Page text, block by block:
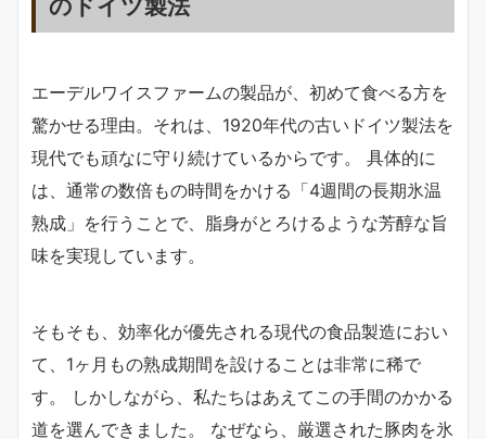
のドイツ製法
エーデルワイスファームの製品が、初めて食べる方を
驚かせる理由。それは、1920年代の古いドイツ製法を
現代でも頑なに守り続けているからです。 具体的に
は、通常の数倍もの時間をかける「4週間の長期氷温
熟成」を行うことで、脂身がとろけるような芳醇な旨
味を実現しています。
そもそも、効率化が優先される現代の食品製造におい
て、1ヶ月もの熟成期間を設けることは非常に稀で
す。 しかしながら、私たちはあえてこの手間のかかる
道を選んできました。 なぜなら、厳選された豚肉を氷